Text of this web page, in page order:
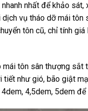
nhất để khảo
vụ tháo dỡ mái
tôn cũ, chỉ tính
mái tôn sân thượng
như gió, bão giật
4,5dem, 5dem để